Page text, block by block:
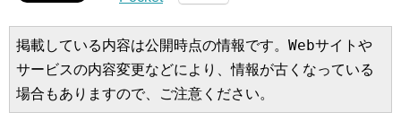
掲載している内容は公開時点の情報です。Webサイトや
サービスの内容変更などにより、情報が古くなっている
場合もありますので、ご注意ください。